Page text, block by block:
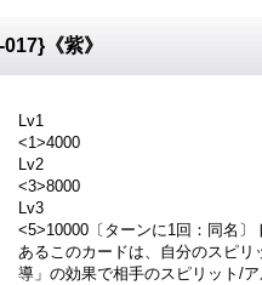
《紫》
Lv1
<1>4000
Lv2
<3>8000
Lv3
<5>10000〔ターンに1回：同名〕
あるこのカードは、自分のスピリ
導」の効果で相手のスピリット/ア